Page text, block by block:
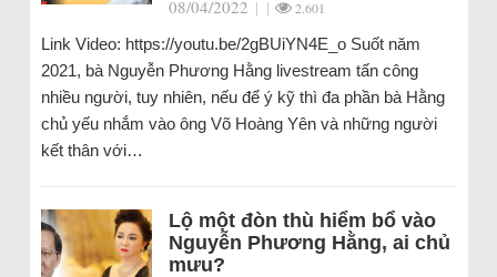
08/04/2022 | | 2.601
Link Video: https://youtu.be/2gBUiYN4E_o Suốt năm
2021, bà Nguyễn Phương Hằng livestream tấn công
nhiều người, tuy nhiên, nếu để ý kỹ thì đa phần bà Hằng
chủ yếu nhắm vào ông Võ Hoàng Yên và những người
kết thân với…
Lộ một đòn thù hiểm bổ vào
Nguyễn Phương Hằng, ai chủ
mưu?